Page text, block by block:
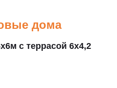
дома
с террасой 6х4,2